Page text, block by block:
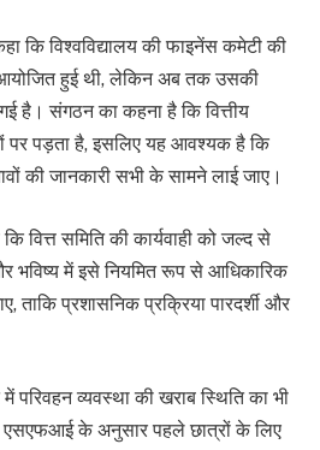
कि विश्वविद्यालय की फाइनेंस कमेटी की
हुई थी, लेकिन अब तक उसकी
गई है। संगठन का कहना है कि वित्तीय
पर पड़ता है, इसलिए यह आवश्यक है कि
की जानकारी सभी के सामने लाई जाए।
वित्त समिति की कार्यवाही को जल्द से
भविष्य में इसे नियमित रूप से आधिकारिक
ताकि प्रशासनिक प्रक्रिया पारदर्शी और
में परिवहन व्यवस्था की खराब स्थिति का भी
एसएफआई के अनुसार पहले छात्रों के लिए